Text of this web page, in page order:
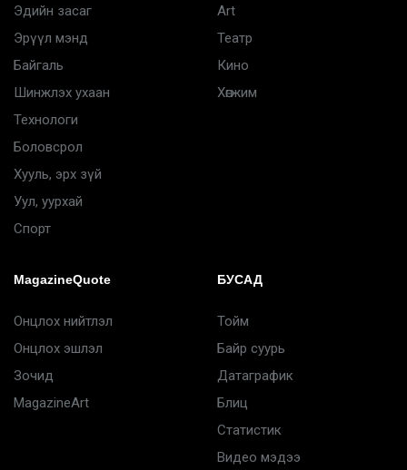
Эдийн засаг
Эрүүл мэнд
Байгаль
Шинжлэх ухаан
Технологи
Боловсрол
Хууль, эрх зүй
Уул, уурхай
Спорт
Art
Театр
Кино
Хөгжим
MagazineQuote
Онцлох нийтлэл
Онцлох эшлэл
Зочид
MagazineArt
БУСАД
Тойм
Байр суурь
Датаграфик
Блиц
Статистик
Видео мэдээ